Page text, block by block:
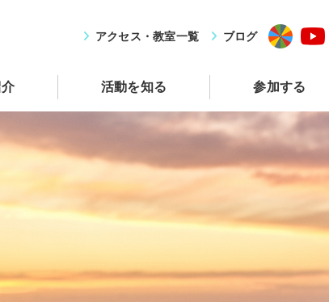
アクセス・教室一覧 ブログ
活動を知る 参加する